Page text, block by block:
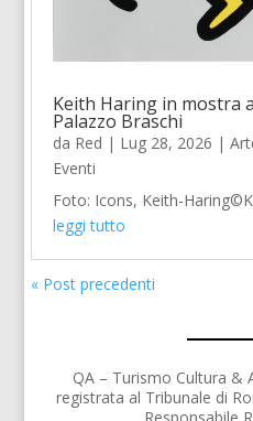
Keith Haring in mostra
Palazzo Braschi
da Red | Lug 28, 2026 |
Eventi
Foto: Icons, Keith-
leggi tutto
« Post precedenti
QA – Turismo Cultura &
registrata al Tribunale di